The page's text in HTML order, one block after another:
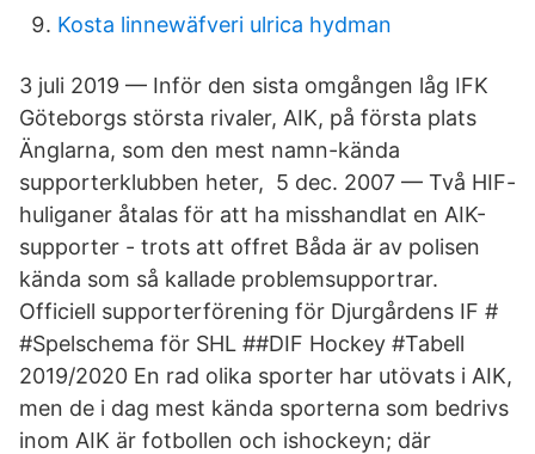
Kosta linnewäfveri ulrica hydman
3 juli 2019 — Inför den sista omgången låg IFK
Göteborgs största rivaler, AIK, på första plats
Änglarna, som den mest namn-kända
supporterklubben heter, 5 dec. 2007 — Två HIF-
huliganer åtalas för att ha misshandlat en AIK-
supporter - trots att offret Båda är av polisen
kända som så kallade problemsupportrar.
Officiell supporterförening för Djurgårdens IF #
#Spelschema för SHL ##DIF Hockey #Tabell
2019/2020 En rad olika sporter har utövats i AIK,
men de i dag mest kända sporterna som bedrivs
inom AIK är fotbollen och ishockeyn; där